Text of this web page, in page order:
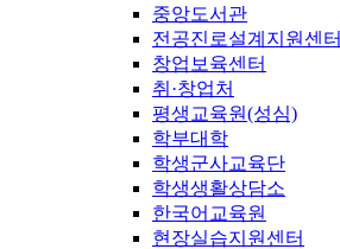
중앙도서관
전공진로설계지원센터
창업보육센터
취·창업처
평생교육원(성심)
학부대학
학생군사교육단
학생생활상담소
한국어교육원
현장실습지원센터